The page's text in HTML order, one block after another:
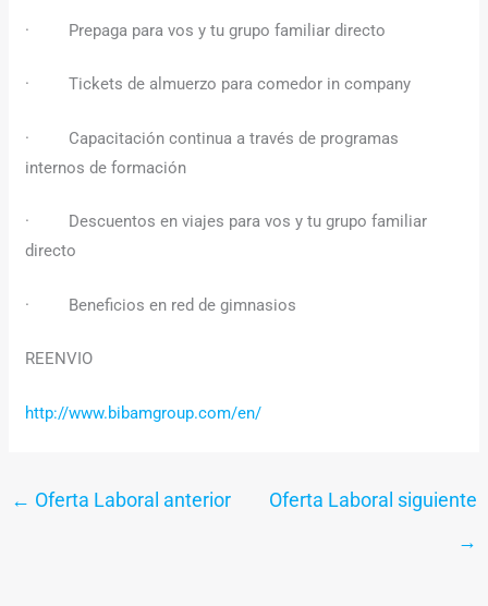
· Prepaga para vos y tu grupo familiar directo
· Tickets de almuerzo para comedor in company
· Capacitación continua a través de programas
internos de formación
· Descuentos en viajes para vos y tu grupo familiar
directo
· Beneficios en red de gimnasios
REENVIO
http://www.bibamgroup.com/en/
← Oferta Laboral anterior
Oferta Laboral siguiente
→